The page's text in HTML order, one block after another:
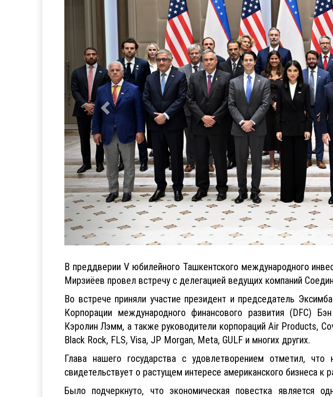
В преддверии V юбилейного Ташкентского международного
Мирзиёев провел встречу с делегацией ведущих компаний
Во встрече приняли участие президент и председатель
Корпорации международного финансового развития (DFC)
Кэролин Лэмм, а также руководители корпораций Air Products,
Black Rock, FLS, Visa, JP Morgan, Meta, GULF и многих других.
Глава нашего государства с удовлетворением отметил,
свидетельствует о растущем интересе американского бизнеса к
Было подчеркнуто, что экономическая повестка является